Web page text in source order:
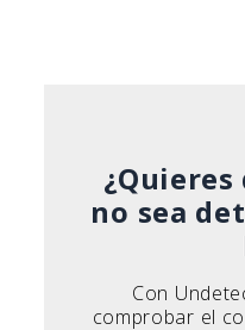
no sea
Con
comprobar el